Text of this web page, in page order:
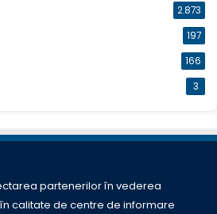
2.873
197
166
3
partenerilor în vederea
calitate de centre de informare